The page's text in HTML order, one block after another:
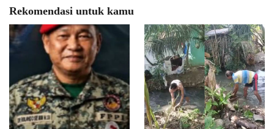
Rekomendasi untuk kamu